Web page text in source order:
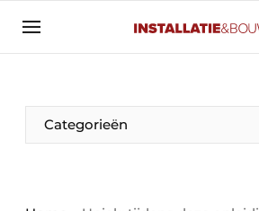
Aanmelden
Banner overzicht
BedrijvenAanmelden
Bedankt
Categorieën